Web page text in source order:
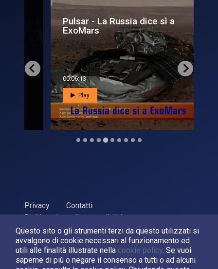
Questo sito o gli strumenti terzi da questo utilizzati si
avvalgono di cookie necessari al funzionamento ed
utili alle finalità illustrate nella cookie policy. Se vuoi
saperne di più o negare il consenso a tutti o ad alcuni
Pulsar - La Russia dice sì a
ExoMars
00:06:13
Play
Privacy
Contatti
Dichiarazione di accessibilità
ASI Agenzia Spaziale Italiana, 2026. P.Iva 03638121008
Sviluppato daLPM